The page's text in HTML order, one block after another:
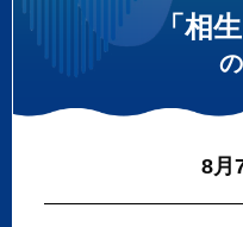
「相生
8月